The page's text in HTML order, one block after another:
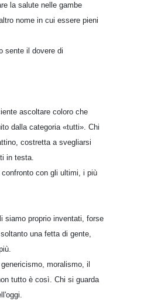
la salute nelle gambe
nome in cui essere pieni
sente il dovere di
ascoltare coloro che
dalla categoria «tutti». Chi
costretta a svegliarsi
in testa.
con gli ultimi, i più
siamo proprio inventati, forse
una fetta di gente,
moralismo, il
tutto è così. Chi si guarda